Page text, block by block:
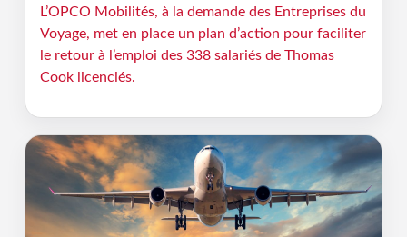
L’OPCO Mobilités, à la demande des Entreprises du
Voyage, met en place un plan d’action pour faciliter
le retour à l’emploi des 338 salariés de Thomas
Cook licenciés.